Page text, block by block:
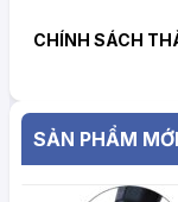
CHÍNH SÁCH
SẢN PHẨM MỚI